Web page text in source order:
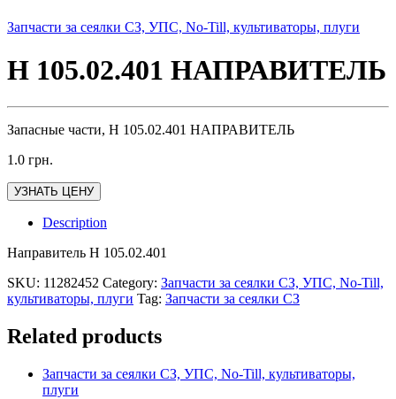
Запчасти за сеялки СЗ, УПС, No-Till, культиваторы, плуги
Н 105.02.401 НАПРАВИТЕЛЬ
Запасные части, Н 105.02.401 НАПРАВИТЕЛЬ
1.0 грн.
УЗНАТЬ ЦЕНУ
Description
Направитель Н 105.02.401
SKU: 11282452 Category: Запчасти за сеялки СЗ, УПС, No-Till,
культиваторы, плуги Tag: Запчасти за сеялки СЗ
Related products
Запчасти за сеялки СЗ, УПС, No-Till, культиваторы,
плуги